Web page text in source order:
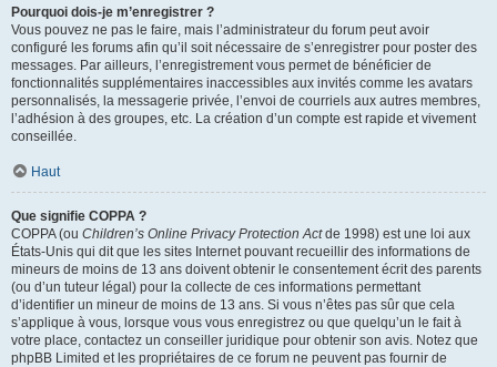
Pourquoi dois-je m’enregistrer ?
Vous pouvez ne pas le faire, mais l’administrateur du forum peut avoir
configuré les forums afin qu’il soit nécessaire de s’enregistrer pour poster des
messages. Par ailleurs, l’enregistrement vous permet de bénéficier de
fonctionnalités supplémentaires inaccessibles aux invités comme les avatars
personnalisés, la messagerie privée, l’envoi de courriels aux autres membres,
l’adhésion à des groupes, etc. La création d’un compte est rapide et vivement
conseillée.
Haut
Que signifie COPPA ?
COPPA (ou Children’s Online Privacy Protection Actde 1998) est une loi aux
États-Unis qui dit que les sites Internet pouvant recueillir des informations de
mineurs de moins de 13 ans doivent obtenir le consentement écrit des parents
(ou d’un tuteur légal) pour la collecte de ces informations permettant
d’identifier un mineur de moins de 13 ans. Si vous n’êtes pas sûr que cela
s’applique à vous, lorsque vous vous enregistrez ou que quelqu’un le fait à
votre place, contactez un conseiller juridique pour obtenir son avis. Notez que
phpBB Limited et les propriétaires de ce forum ne peuvent pas fournir de